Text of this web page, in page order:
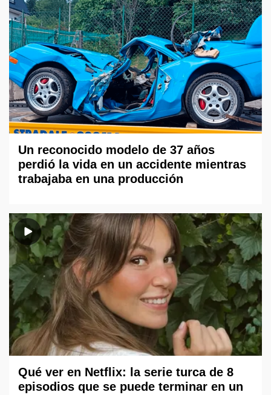
Un reconocido modelo de 37 años
perdió la vida en un accidente mientras
trabajaba en una producción
Qué ver en Netflix: la serie turca de 8
episodios que se puede terminar en un